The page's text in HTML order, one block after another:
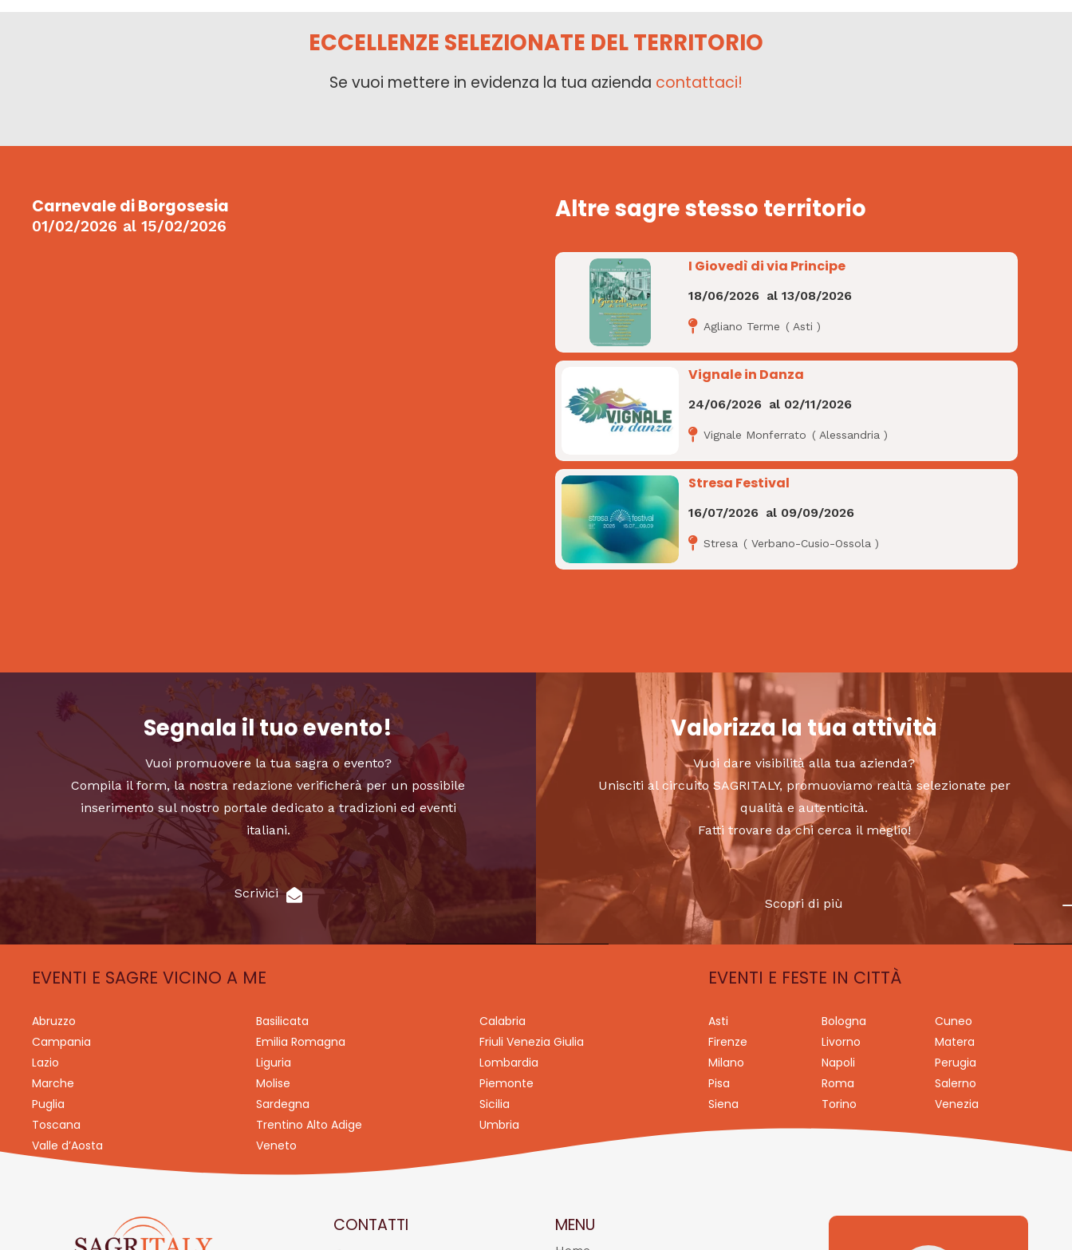
ECCELLENZE SELEZIONATE DEL TERRITORIO
Se vuoi mettere in evidenza la tua azienda contattaci!
Carnevale di Borgosesia
01/02/2026 al 15/02/2026
Altre sagre stesso territorio
I Giovedì di via Principe
18/06/2026 al13/08/2026
Agliano Terme (Asti )
Vignale in Danza
24/06/2026 al 02/11/2026
Vignale Monferrato (Alessandria )
Stresa Festival
16/07/2026 al 09/09/2026
Stresa (Verbano-Cusio-Ossola )
Segnala il tuo evento!
Vuoi promuovere la tua sagra o evento?
Compila il form, la nostra redazione verificherà per un possibile
inserimento sul nostro portale dedicato a tradizioni ed eventi
italiani.
Scrivici
Valorizza la tua attività
Vuoi dare visibilità alla tua azienda?
Unisciti al circuito SAGRITALY, promuoviamo realtà selezionate per
qualità e autenticità.
Fatti trovare da chi cerca il meglio!
Scopri di più
EVENTI E SAGRE VICINO A ME
Abruzzo Basilicata
Calabria
Campania
Emilia Romagna
Friuli Venezia Giulia
Lazio
Liguria
Lombardia
Marche
Molise
Piemonte
Puglia
Sardegna
Sicilia
Toscana
Trentino Alto Adige
Umbria
Valle d’Aosta
Veneto
EVENTI E FESTE IN CITTÀ
Asti Bologna
Cuneo
Firenze
Livorno
Matera
Milano
Napoli
Perugia
Pisa
Roma
Salerno
Siena
Torino Venezia
CONTATTI MENU